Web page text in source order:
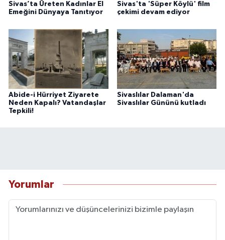
Sivas’ta Üreten Kadınlar El
Emeğini Dünyaya Tanıtıyor
Sivas'ta 'Süper Köylü' film
çekimi devam ediyor
Abide-i Hürriyet Ziyarete
Neden Kapalı? Vatandaşlar
Tepkili!
Sivaslılar Dalaman'da
Sivaslılar Gününü kutladı
Yorumlar